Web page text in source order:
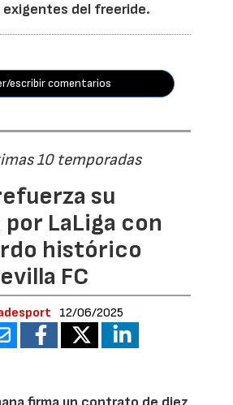
exigentes del freeride.
escribir comentarios
10 temporadas
su
LaLiga con
histórico
FC
12/06/2025